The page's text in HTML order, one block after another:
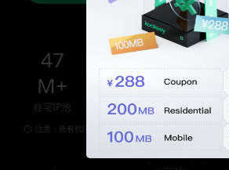
47
M+
住宅IP池
<
400ms
住宅ISP
注意：所有代理應在中國大陸以外的網路環境下使用